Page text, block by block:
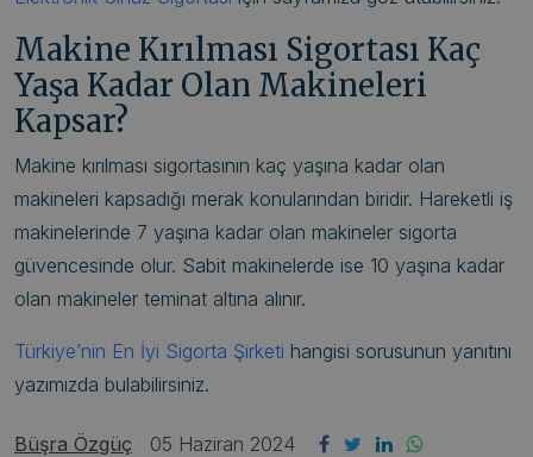
Makine Kırılması Sigortası Kaç
Yaşa Kadar Olan Makineleri
Kapsar?
Makine kırılması sigortasının kaç yaşına kadar olan
makineleri kapsadığı merak konularından biridir. Hareketli iş
makinelerinde 7 yaşına kadar olan makineler sigorta
güvencesinde olur. Sabit makinelerde ise 10 yaşına kadar
olan makineler teminat altına alınır.
Türkiye’nin En İyi Sigorta Şirketi hangisi sorusunun yanıtını
yazımızda bulabilirsiniz.
Büşra Özgüç 05 Haziran 2024